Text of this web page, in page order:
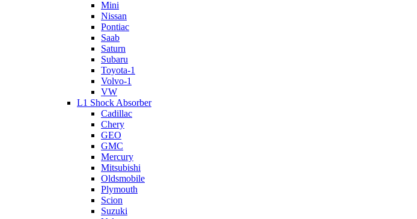
Mini
Nissan
Pontiac
Saab
Saturn
Subaru
Toyota-1
Volvo-1
VW
L1 Shock Absorber
Cadillac
Chery
GEO
GMC
Mercury
Mitsubishi
Oldsmobile
Plymouth
Scion
Suzuki